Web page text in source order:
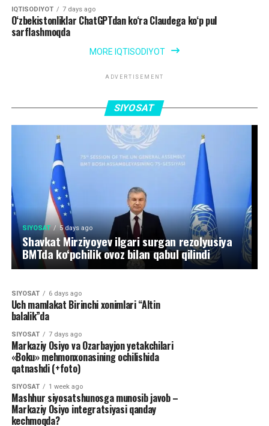
IQTISODIYOT 7 days ago
O‘zbekistonliklar ChatGPTdan ko‘ra Claudega ko‘p pul
sarflashmoqda
MORE IQTISODIYOT
ADVERTISEMENT
SIYOSAT
SIYOSAT 5 days ago
Shavkat Mirziyoyev ilgari surgan rezolyusiya
BMTda ko‘pchilik ovoz bilan qabul qilindi
SIYOSAT 6 days ago
Geosiyosiy muvozanat san’ati va yangi
mintaqaviy voqelik
SIYOSAT 6 days ago
Uch mamlakat Birinchi xonimlari “Altin
balalik”da
SIYOSAT 7 days ago
Markaziy Osiyo va Ozarbayjon yetakchilari
«Boku» mehmonxonasining ochilishida
qatnashdi (+foto)
SIYOSAT 1 week ago
Mashhur siyosatshunosga munosib javob –
Markaziy Osiyo integratsiyasi qanday
kechmoqda?